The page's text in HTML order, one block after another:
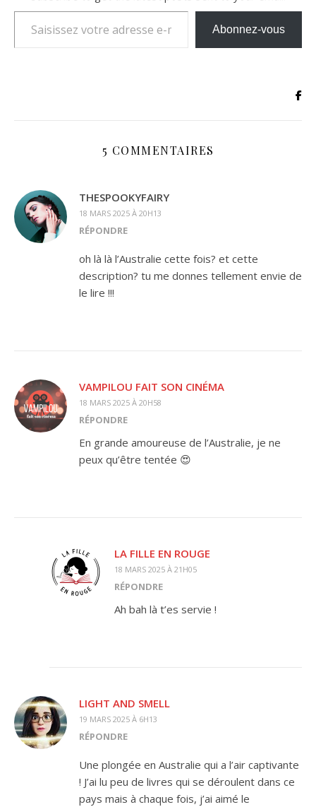
Saisissez votre adresse e-mail…
Abonnez-vous
5 COMMENTAIRES
THESPOOKYFAIRY
18 MARS 2025 À 20H13
RÉPONDRE
oh là là l’Australie cette fois? et cette
description? tu me donnes tellement envie de
le lire !!!
VAMPILOU FAIT SON CINÉMA
18 MARS 2025 À 20H58
RÉPONDRE
En grande amoureuse de l’Australie, je ne
peux qu’être tentée 😍
LA FILLE EN ROUGE
18 MARS 2025 À 21H05
RÉPONDRE
Ah bah là t’es servie !
LIGHT AND SMELL
19 MARS 2025 À 6H13
RÉPONDRE
Une plongée en Australie qui a l’air captivante
! J’ai lu peu de livres qui se déroulent dans ce
pays mais à chaque fois, j’ai aimé le